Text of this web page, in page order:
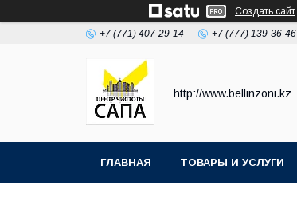
Создать сайт
+7 (771) 407-29-14 +7 (777) 139-36-46
http://www.bellinzoni.kz
ГЛАВНАЯ ТОВАРЫ И УСЛУГИ